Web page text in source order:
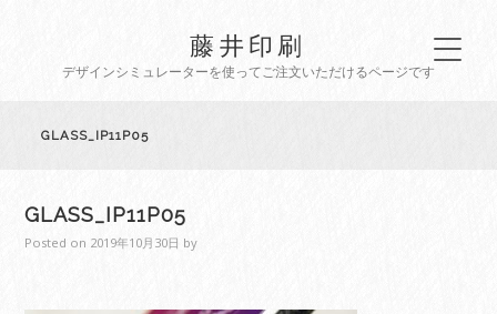
藤井印刷
デザインシミュレーターを使ってご注文いただけるページです
GLASS_IP11P05
GLASS_IP11P05
Posted on 2019年10月30日 by